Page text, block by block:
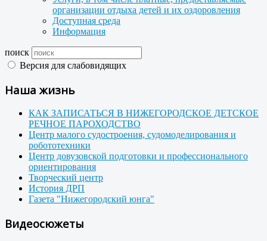
организации отдыха детей и их оздоровления
Доступная среда
Информация
поиск
Версия для слабовидящих
Наша жизнь
КАК ЗАПИСАТЬСЯ В НИЖЕГОРОДСКОЕ ДЕТСКОЕ
РЕЧНОЕ ПАРОХОДСТВО
Центр малого судостроения, судомоделирования и
робототехники
Центр довузовской подготовки и профессионального
ориентирования
Творческий центр
История ДРП
Газета "Нижегородский юнга"
Видеосюжеты